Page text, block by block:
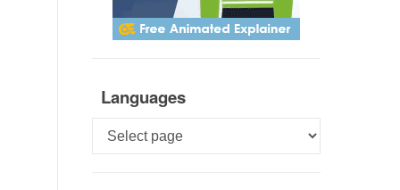
Languages
Languages